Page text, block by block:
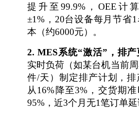
提升至99.9%，OEE计
±1%，20台设备每月节省
本（约6000元）。
2. MES系统“激活”，排产
实时负荷（如某台机当前
件/天）制定排产计划，
从16%降至3%，交货期
95%，近3个月无1笔订单延